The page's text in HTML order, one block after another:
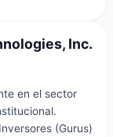
Inc.
en el sector
(Gurus)